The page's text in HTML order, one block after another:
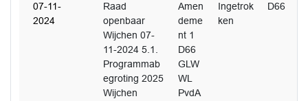
07-11-
2024
Raad
openbaar
Wijchen 07-
11-2024 5.1.
Programmab
egroting 2025
Wijchen
Amen
deme
nt 1
D66
GLW
WL
PvdA
Ingetrok
ken
D66